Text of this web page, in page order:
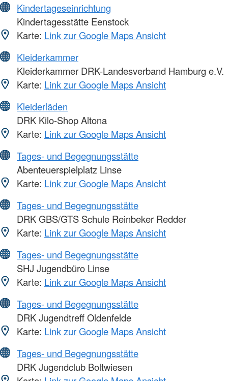
Kindertageseinrichtung
Kindertagesstätte Eenstock
Karte: Link zur Google Maps Ansicht
Kleiderkammer
Kleiderkammer DRK-Landesverband Hamburg e.V.
Karte: Link zur Google Maps Ansicht
Kleiderläden
DRK Kilo-Shop Altona
Karte: Link zur Google Maps Ansicht
Tages- und Begegnungsstätte
Abenteuerspielplatz Linse
Karte: Link zur Google Maps Ansicht
Tages- und Begegnungsstätte
DRK GBS/GTS Schule Reinbeker Redder
Karte: Link zur Google Maps Ansicht
Tages- und Begegnungsstätte
SHJ Jugendbüro Linse
Karte: Link zur Google Maps Ansicht
Tages- und Begegnungsstätte
DRK Jugendtreff Oldenfelde
Karte: Link zur Google Maps Ansicht
Tages- und Begegnungsstätte
DRK Jugendclub Boltwiesen